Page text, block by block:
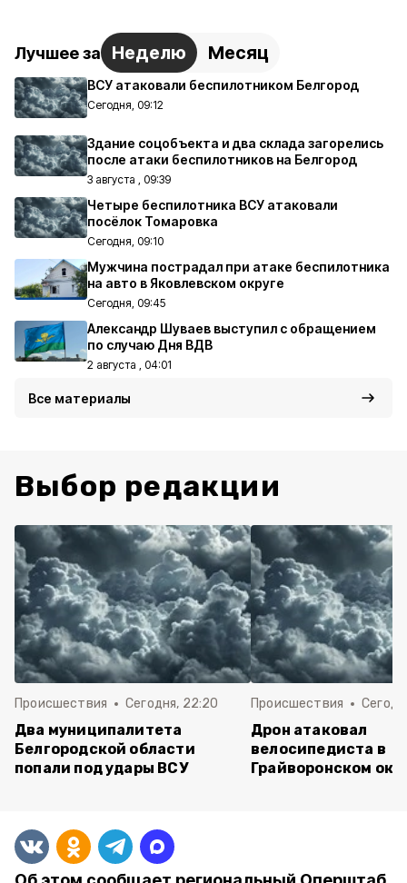
Лучшее за Неделю Месяц
ВСУ атаковали беспилотником Белгород
Сегодня, 09:12
Здание соцобъекта и два склада загорелись
после атаки беспилотников на Белгород
3 августа , 09:39
Четыре беспилотника ВСУ атаковали
посёлок Томаровка
Сегодня, 09:10
Мужчина пострадал при атаке беспилотника
на авто в Яковлевском округе
Сегодня, 09:45
Александр Шуваев выступил с обращением
по случаю Дня ВДВ
2 августа , 04:01
Все материалы
Выбор редакции
Происшествия Сегодня, 22:20
Два муниципалитета
Белгородской области
попали под удары ВСУ
Происшествия
Дрон атаковал
велосипедиста в
Грайворонском